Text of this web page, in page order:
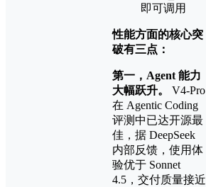
即可调用
性能方面的核心突
破有三点：
第一，Agent 能力
大幅跃升。
V4-Pro
在 Agentic Coding
评测中已达开源最
佳，据 DeepSeek
内部反馈，使用体
验优于 Sonnet
4.5，交付质量接近